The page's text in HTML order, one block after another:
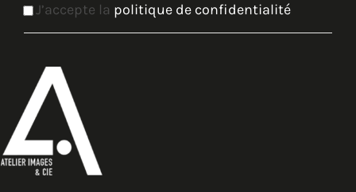
J’accepte la politique de confidentialité